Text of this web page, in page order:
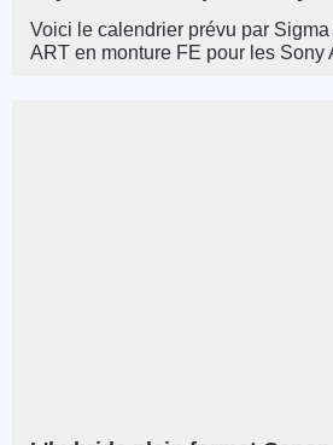
Voici le calendrier prévu par
ART en monture FE pour les Sony